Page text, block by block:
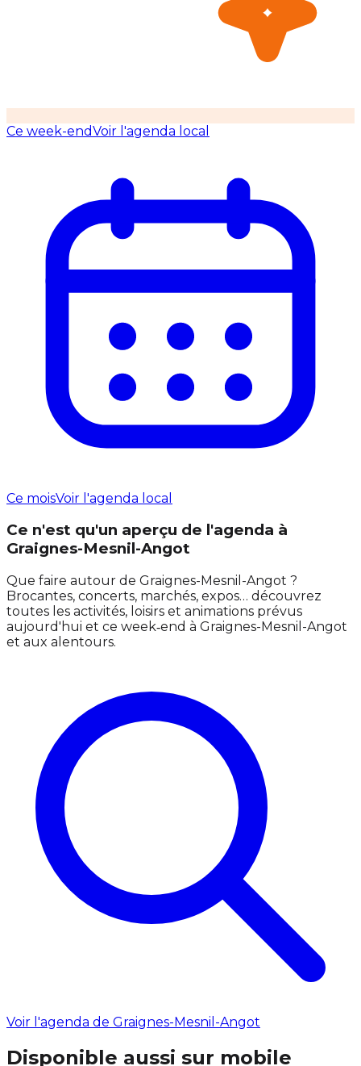
Ce week-endVoir l'agenda local
Ce moisVoir l'agenda local
Ce n'est qu'un aperçu de l'agenda à
Graignes-Mesnil-Angot
Que faire autour de Graignes-Mesnil-Angot ?
Brocantes, concerts, marchés, expos… découvrez
toutes les activités, loisirs et animations prévus
aujourd'hui et ce week‑end à Graignes-Mesnil-Angot
et aux alentours.
Voir l'agenda de Graignes-Mesnil-Angot
Disponible aussi sur mobile